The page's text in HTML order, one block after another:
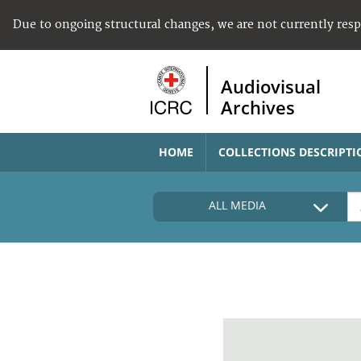
Due to ongoing structural changes, we are not currently
Audiovisual
Archives
HOME COLLECTIONS
ALL MEDIA